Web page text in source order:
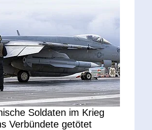
Soldaten im Krieg
Verbündete getötet